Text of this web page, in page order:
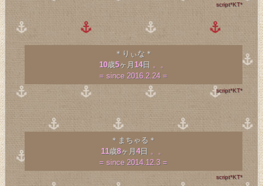
script*KT*
＊りぃな＊
10歳5ヶ月 14日 。。
= since 2016.2.24 =
script*KT*
＊まちゃる＊
11歳8ヶ月4日 。。
= since 2014.12.3 =
script*KT*